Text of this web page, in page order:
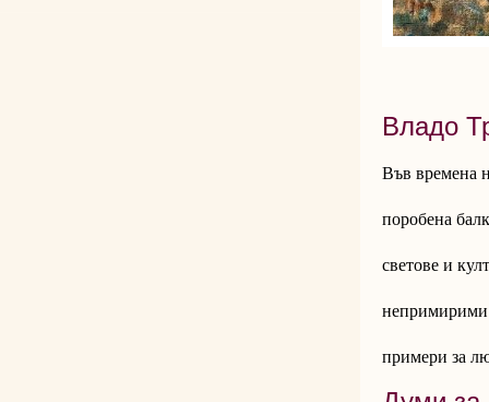
Владо
Във времена
поробена
светове и
непримирими
примери за